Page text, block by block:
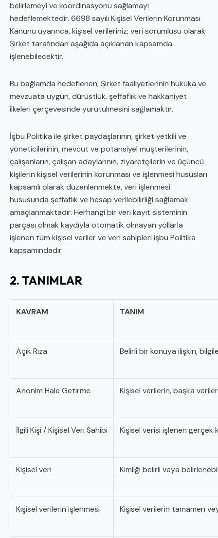
belirlemeyi ve koordinasyonu sağlamayı
hedeflemektedir. 6698 sayılı Kişisel Verilerin Korunması
Kanunu uyarınca, kişisel verileriniz; veri sorumlusu olarak
Şirket tarafından aşağıda açıklanan kapsamda
işlenebilecektir.
Bu bağlamda hedeflenen, Şirket faaliyetlerinin hukuka ve
mevzuata uygun, dürüstlük, şeffaflık ve hakkaniyet
ilkeleri çerçevesinde yürütülmesini sağlamaktır.
İşbu Politika ile şirket paydaşlarının, şirket yetkili ve
yöneticilerinin, mevcut ve potansiyel müşterilerinin,
çalışanların, çalışan adaylarının, ziyaretçilerin ve üçüncü
kişilerin kişisel verilerinin korunması ve işlenmesi hususları
kapsamlı olarak düzenlenmekte, veri işlenmesi
hususunda şeffaflık ve hesap verilebilirliği sağlamak
amaçlanmaktadır. Herhangi bir veri kayıt sisteminin
parçası olmak kaydıyla otomatik olmayan yollarla
işlenen tüm kişisel veriler ve veri sahipleri işbu Politika
kapsamındadır.
2. TANIMLAR
KAVRAM TANIM
Açık Rıza Belirli bir konuya ilişkin,
Anonim Hale Getirme Kişisel verilerin, başka
İlgili Kişi / Kişisel Veri Sahibi Kişisel verisi işlenen gerçek
Kişisel veri Kimliği belirli veya
Kişisel verilerin işlenmesi Kişisel verilerin tamamen